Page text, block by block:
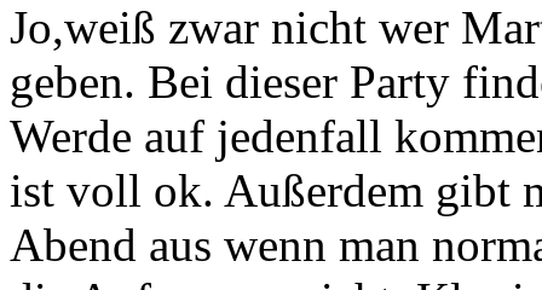
Jo,weiß zwar nicht wer
geben. Bei dieser Party
Werde auf jedenfall
ist voll ok. Außerdem gibt
Abend aus wenn man